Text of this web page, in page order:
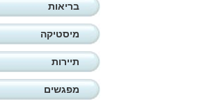
בריאות
מיסטיקה
תיירות
מפגשים